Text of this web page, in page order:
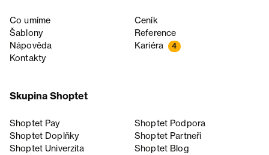
Co umíme
Ceník
Šablony
Reference
Nápověda
Kariéra 4
Kontakty
Skupina Shoptet
Shoptet Pay
Shoptet Podpora
Shoptet Doplňky
Shoptet Partneři
Shoptet Univerzita
Shoptet Blog